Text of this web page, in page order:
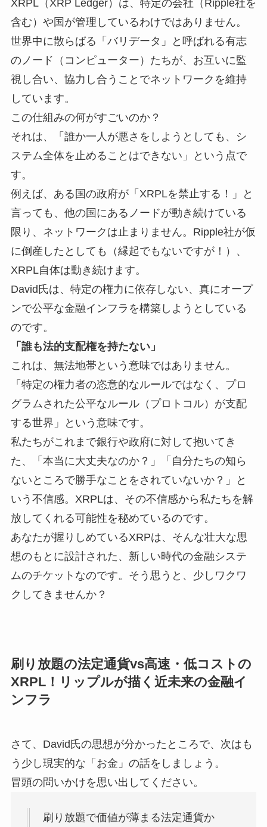
XRPL（XRP Ledger）は、特定の会社（Ripple社を
含む）や国が管理しているわけではありません。
世界中に散らばる「バリデータ」と呼ばれる有志
のノード（コンピューター）たちが、お互いに監
視し合い、協力し合うことでネットワークを維持
しています。
この仕組みの何がすごいのか？
それは、「誰か一人が悪さをしようとしても、シ
ステム全体を止めることはできない」という点で
す。
例えば、ある国の政府が「XRPLを禁止する！」と
言っても、他の国にあるノードが動き続けている
限り、ネットワークは止まりません。Ripple社が仮
に倒産したとしても（縁起でもないですが！）、
XRPL自体は動き続けます。
David氏は、特定の権力に依存しない、真にオープ
ンで公平な金融インフラを構築しようとしている
のです。
「誰も法的支配権を持たない」
これは、無法地帯という意味ではありません。
「特定の権力者の恣意的なルールではなく、プロ
グラムされた公平なルール（プロトコル）が支配
する世界」という意味です。
私たちがこれまで銀行や政府に対して抱いてき
た、「本当に大丈夫なのか？」「自分たちの知ら
ないところで勝手なことをされていないか？」と
いう不信感。XRPLは、その不信感から私たちを解
放してくれる可能性を秘めているのです。
あなたが握りしめているXRPは、そんな壮大な思
想のもとに設計された、新しい時代の金融システ
ムのチケットなのです。そう思うと、少しワクワ
クしてきませんか？
刷り放題の法定通貨vs高速・低コストの
XRPL！リップルが描く近未来の金融イ
ンフラ
さて、David氏の思想が分かったところで、次はも
う少し現実的な「お金」の話をしましょう。
冒頭の問いかけを思い出してください。
刷り放題で価値が薄まる法定通貨か